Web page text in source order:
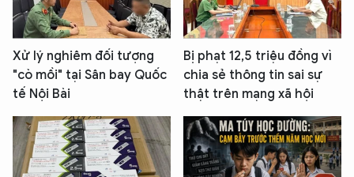
Xử lý nghiêm đối tượng
"cò mồi" tại Sân bay Quốc
tế Nội Bài
Bị phạt 12,5 triệu đồng vì
chia sẻ thông tin sai sự
thật trên mạng xã hội